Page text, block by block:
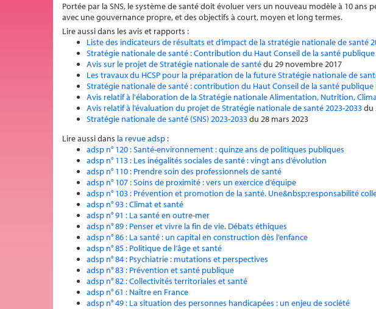
Portée par la SNS, le système de santé doit évoluer vers un nouveau modèle à 10
avec une gouvernance propre, et des objectifs à court, moyen et long termes.
Lire aussi dans les avis et rapports :
Liste des indicateurs de résultats et d’impact de la stratégie nationale de santé
Stratégie nationale de santé : Contribution du Haut Conseil de la santé publique
Avis sur le projet de Stratégie nationale de santédu 29 novembre 2017
Les travaux du HCSP pour la préparation de la future Stratégie nationale de
Stratégie nationale de santé : contribution du Haut Conseil de la santé publique
Avis relatif à l'élaboration de la Stratégie nationale Alimentation, Nutrition,
Avis relatif à l’évaluation du projet de Stratégie nationale de santé 2023-2033du
Stratégie nationale de santé (SNS) 2023-2033du 28 mars 2023
Lire aussi dans la revue adsp:
adsp n° 120 : Santé-environnement : quinze ans de politiques publiques
adsp n° 113 : Les inégalités sociales de santé : vingt ans d’évolution
adsp n° 110 : Prendre soin des professionnels de santé
adsp n° 107 : Soins de proximité : vers un exercice d’équipe
adsp n° 103 : Prévention et promotion de la santé. Une&nbsp;responsabilité
adsp n° 93 : Climat et santé
adsp n° 91 : La santé en outre-mer
adsp n° 89 : Penser et vivre la fin de vie. Débats éthiques
adsp n° 86 : La santé : un capital en construction dès l’enfance
adsp n° 85 : Politique de l’âge et santé
adsp n° 84 : Psychiatrie : mutations et perspectives
adsp n° 83 : Prévention et santé publique
adsp n° 82 : Collectivités territoriales et santé
adsp n° 61 : Naître en France
adsp n° 49 : La situation des personnes handicapées : un enjeu de société